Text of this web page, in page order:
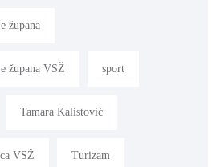
župana
župana VSŽ sport
Tamara Kalistović
VSŽ Turizam